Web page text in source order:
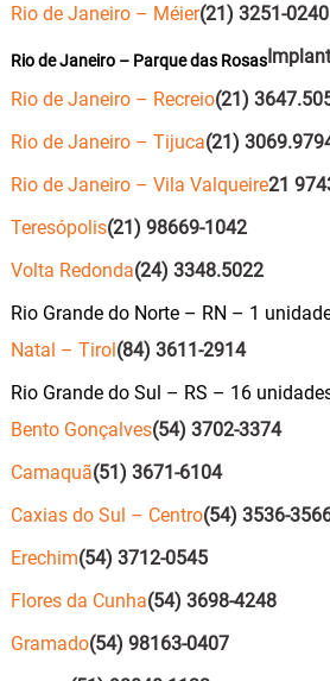
Rio de Janeiro – Méier(21) 3251-0240
Rio de Janeiro – Parque das Rosas
Rio de Janeiro – Recreio(21)
Rio de Janeiro – Tijuca(21)
Rio de Janeiro – Vila Valqueire21
Teresópolis(21) 98669-1042
Volta Redonda(24) 3348.5022
Rio Grande do Norte – RN – 1
Natal – Tirol(84) 3611-2914
Rio Grande do Sul – RS – 16
Bento Gonçalves(54) 3702-3374
Camaquã(51) 3671-6104
Caxias do Sul – Centro(54) 3536-
Erechim(54) 3712-0545
Flores da Cunha(54) 3698-4248
Gramado(54) 98163-0407